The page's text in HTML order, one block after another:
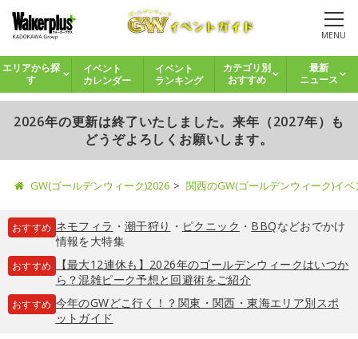
MENU
エリアから探
す
イベント
カレンダー
イベント
ランキング
カテゴリ別
おすすめ
最新
ニュース
2026年の更新は終了いたしました。来年（2027年）も
どうぞよろしくお願いします。
GW(ゴールデンウィーク)2026 関西のGW(ゴールデンウィーク)イ
おすすめ ネモフィラ ・ 潮干狩り ・ ピクニック ・ BBQなどおでかけ
情報を大特集
おすすめ
【最大12連休も】2026年のゴールデンウィークはいつか
ら？混雑ピーク予想と回避術をご紹介
おすすめ 今年のGWどこ行く！？関東・関西・東海エリア別スポ
ットガイド